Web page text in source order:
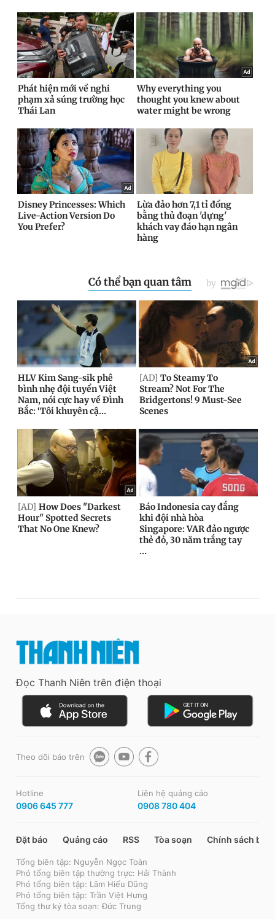
Đọc Thanh Niên trên điện thoại
Theo dõi báo trên
Hotline
0906 645 777
Liên hệ quảng cáo
0908 780 404
Đặt báo Quảng cáo RSS Tòa soạn Chính sách bảo
Tổng biên tập: Nguyễn Ngọc Toàn
Phó tổng biên tập thường trực: Hải Thành
Phó tổng biên tập: Lâm Hiếu Dũng
Phó tổng biên tập: Trần Việt Hưng
Tổng thư ký tòa soạn: Đức Trung